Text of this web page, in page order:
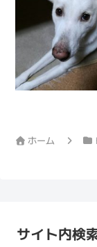
ホーム
サイト内検